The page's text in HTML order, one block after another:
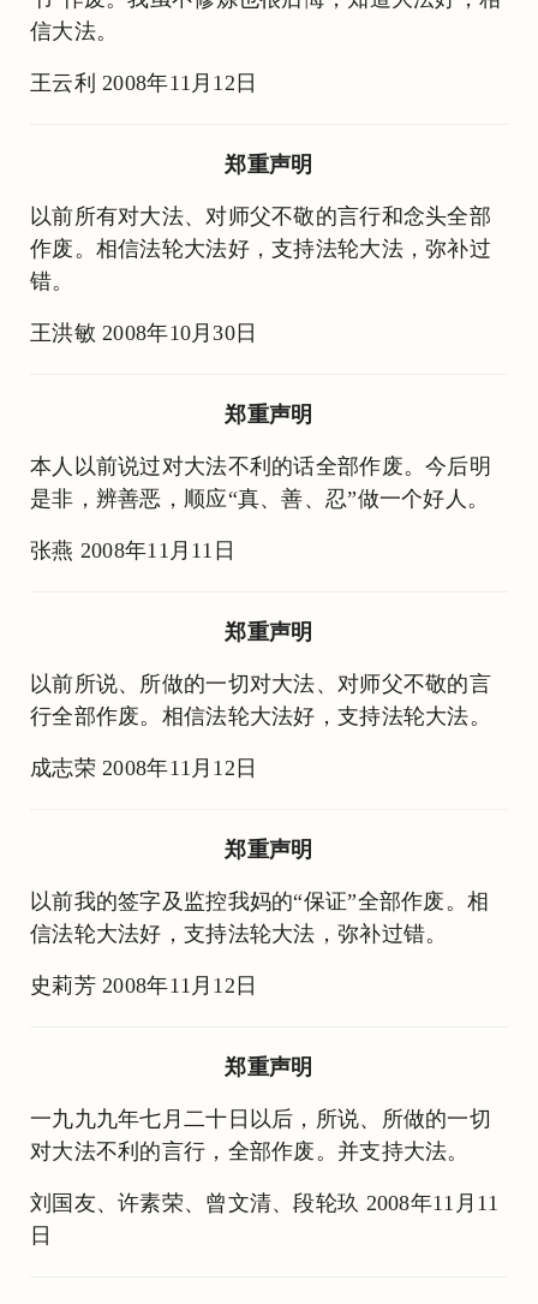
信大法。
王云利 2008年11月12日
郑重声明
以前所有对大法、对师父不敬的言行和念头全部
作废。相信法轮大法好，支持法轮大法，弥补过
错。
王洪敏 2008年10月30日
郑重声明
本人以前说过对大法不利的话全部作废。今后明
是非，辨善恶，顺应“真、善、忍”做一个好人。
张燕 2008年11月11日
郑重声明
以前所说、所做的一切对大法、对师父不敬的言
行全部作废。相信法轮大法好，支持法轮大法。
成志荣 2008年11月12日
郑重声明
以前我的签字及监控我妈的“保证”全部作废。相
信法轮大法好，支持法轮大法，弥补过错。
史莉芳 2008年11月12日
郑重声明
一九九九年七月二十日以后，所说、所做的一切
对大法不利的言行，全部作废。并支持大法。
刘国友、许素荣、曾文清、段轮玖 2008年11月11
日